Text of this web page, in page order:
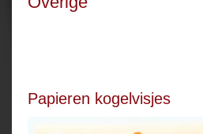
Papieren kogelvisjes